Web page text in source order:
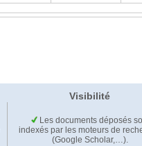
Visibilité
Les documents déposés
indexés par les moteurs de
(Google Scholar,…).